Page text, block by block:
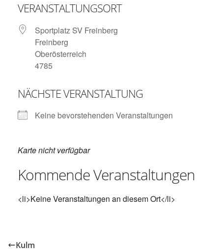
VERANSTALTUNGSORT
Sportplatz SV Freinberg
Freinberg
Oberösterreich
4785
NÄCHSTE VERANSTALTUNG
Keine bevorstehenden Veranstaltungen
Karte nicht verfügbar
Kommende Veranstaltungen
<li>Keine Veranstaltungen an diesem Ort</li>
Kulm